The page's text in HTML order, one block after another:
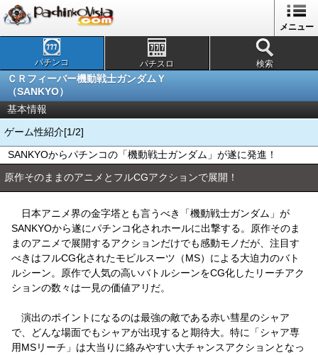
メニュー
パチンコ パチスロ 検索
ＣＲフィーバー機動戦士ガンダムＹ
（SANKYO）
基本情報
ゲーム性紹介[1/2]
SANKYOからパチンコの「機動戦士ガンダム」が遂に発進！
原作そのままのアニメとフルCGアクションで展開！
日本アニメ界の金字塔とも言うべき「機動戦士ガンダム」が
SANKYOから遂にパチンコ化されホールに出撃する。原作そのま
まのアニメで展開するアクションだけでも感動モノだが、注目す
べきはフルCG化されたモビルスーツ（MS）による大迫力のバト
ルシーン。原作で人気の高いバトルシーンをCG化したリーチアク
ションの数々は一見の価値アリだ。
演出のポイントになるのは最強の敵である赤い彗星のシャア
で、どんな場面でもシャアが出現すると期待大。特に「シャア専
用MSリーチ」は大当りに絡みやすい大チャンスアクションとなっ